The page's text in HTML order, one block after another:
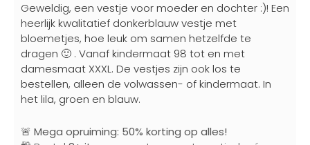
Geweldig, een vestje voor moeder en dochter :)! Een
heerlijk kwalitatief donkerblauw vestje met
bloemetjes, hoe leuk om samen hetzelfde te
dragen 🙂 . Vanaf kindermaat 98 tot en met
damesmaat XXXL. De vestjes zijn ook los te
bestellen, alleen de volwassen- of kindermaat. In
het lila, groen en blauw.
🚨 Mega opruiming: 50% korting op alles!